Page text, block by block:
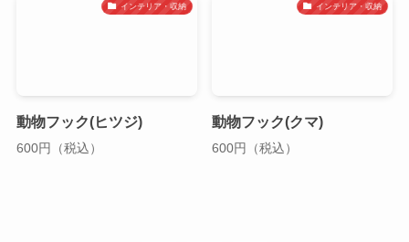
インテリア・収納
動物フック(ヒツジ)
600円（税込）
インテリア・収納
動物フック(クマ)
600円（税込）